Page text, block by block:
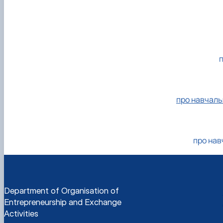
про
про
Department of Organisation of
Entrepreneurship and Exchange
Activities